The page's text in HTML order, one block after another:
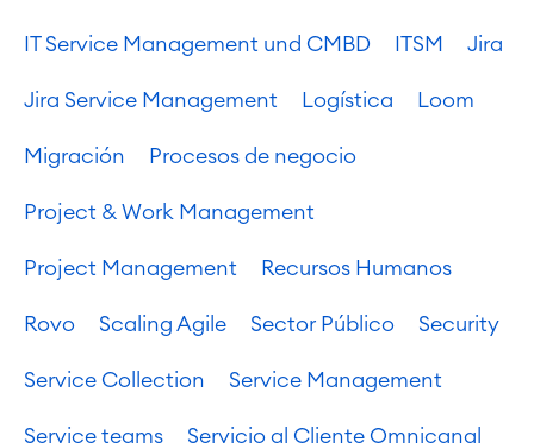
Project & Work Management
Procesos empresariales
ERP Soluciones
Gestión del trabajo
Gestión de servicios IT & CMDB
Gestión de servicios para
Gestión de activos
IT Service Management und CMBD ITSM Jira
Jira Service Management Logística Loom
Migración Procesos de negocio
Project & Work Management
Project Management Recursos Humanos
Rovo Scaling Agile Sector Público Security
Service Collection Service Management
Service teams Servicio al Cliente Omnicanal